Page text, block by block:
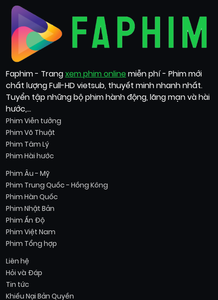
Faphim - Trangxem phim online miễn phí - Phim mới
chất lượng Full-HD vietsub, thuyết minh nhanh nhất.
Tuyển tập những bộ phim hành động, lãng mạn và hài
hước,...
Phim Viễn tưởng
Phim Võ Thuật
Phim Tâm Lý
Phim Hài hước
Phim Âu - Mỹ
Phim Trung Quốc - Hồng Kông
Phim Hàn Quốc
Phim Nhật Bản
Phim Ấn Độ
Phim Việt Nam
Phim Tổng hợp
Liên hệ
Hỏi và Đáp
Tin tức
Khiếu Nại Bản Quyền